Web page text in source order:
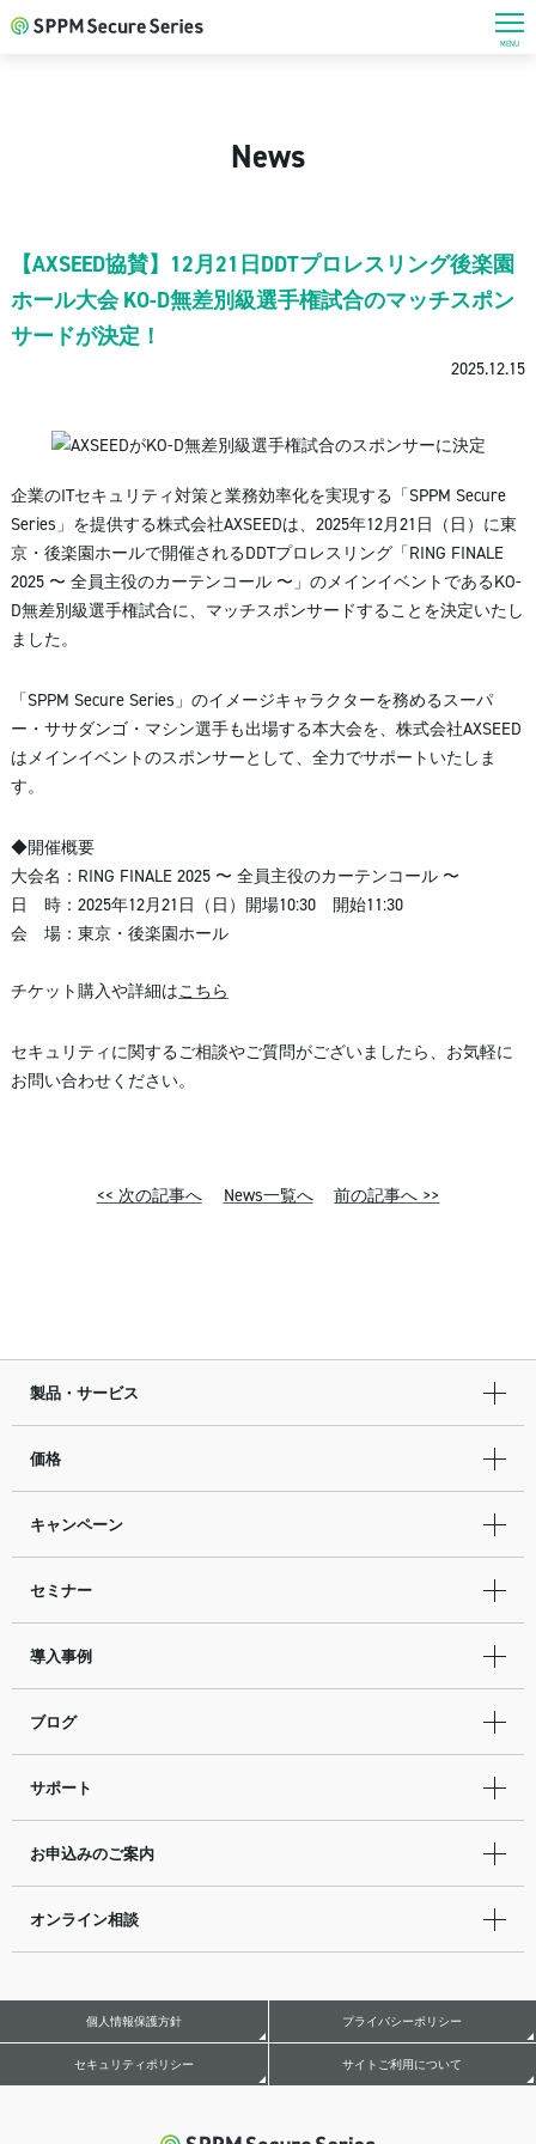
MENU
News
【AXSEED協賛】12月21日DDTプロレスリング後楽園
ホール大会 KO-D無差別級選手権試合のマッチスポン
サードが決定！
2025.12.15
企業のITセキュリティ対策と業務効率化を実現する「SPPM Secure
Series」を提供する株式会社AXSEEDは、2025年12月21日（日）に東
京・後楽園ホールで開催されるDDTプロレスリング「RING FINALE
2025 〜 全員主役のカーテンコール 〜」のメインイベントであるKO-
D無差別級選手権試合に、マッチスポンサードすることを決定いたし
ました。
「SPPM Secure Series」のイメージキャラクターを務めるスーパ
ー・ササダンゴ・マシン選手も出場する本大会を、株式会社AXSEED
はメインイベントのスポンサーとして、全力でサポートいたしま
す。
◆開催概要
大会名：RING FINALE 2025 〜 全員主役のカーテンコール 〜
日 時：2025年12月21日（日）開場10:30 開始11:30
会 場：東京・後楽園ホール
チケット購入や詳細はこちら
セキュリティに関するご相談やご質問がございましたら、お気軽に
お問い合わせください。
<< 次の記事へ News一覧へ 前の記事へ >>
製品・サービス
価格
キャンペーン
セミナー
導入事例
ブログ
サポート
お申込みのご案内
オンライン相談
個人情報保護方針 プライバシーポリシー
セキュリティポリシー サイトご利用について